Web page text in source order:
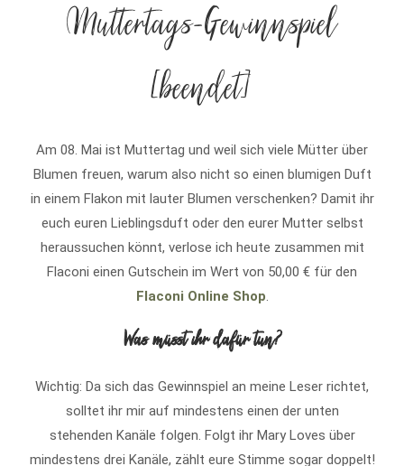
Muttertags-Gewinnspiel
[beendet]
Am 08. Mai ist Muttertag und weil sich viele Mütter über
Blumen freuen, warum also nicht so einen blumigen Duft
in einem Flakon mit lauter Blumen verschenken? Damit ihr
euch euren Lieblingsduft oder den eurer Mutter selbst
heraussuchen könnt, verlose ich heute zusammen mit
Flaconi einen Gutschein im Wert von 50,00 € für den
Flaconi Online Shop.
Was müsst ihr dafür tun?
Wichtig: Da sich das Gewinnspiel an meine Leser richtet,
solltet ihr mir auf mindestens einen der unten
stehenden Kanäle folgen. Folgt ihr Mary Loves über
mindestens drei Kanäle, zählt eure Stimme sogar doppelt!